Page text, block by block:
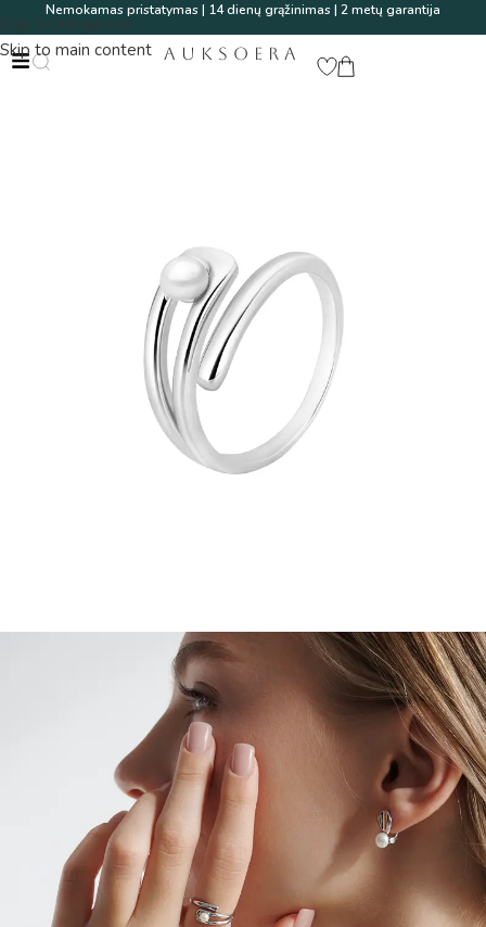
Skip to navigation
Skip to main content
Nemokamas pristatymas | 14 dienų grąžinimas | 2 metų garantija
AUKSOERA